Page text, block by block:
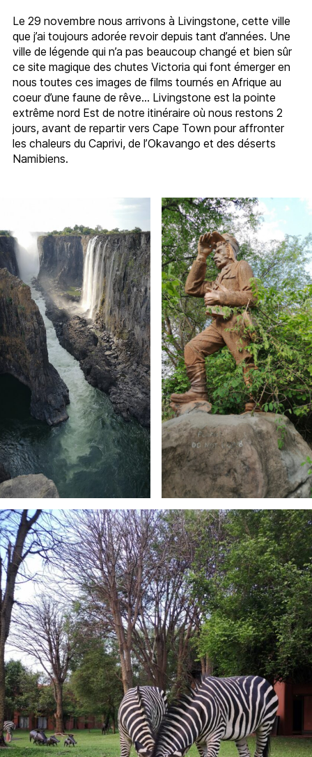
Le 29 novembre nous arrivons à Livingstone, cette ville
que j’ai toujours adorée revoir depuis tant d’années. Une
ville de légende qui n’a pas beaucoup changé et bien sûr
ce site magique des chutes Victoria qui font émerger en
nous toutes ces images de films tournés en Afrique au
coeur d’une faune de rêve… Livingstone est la pointe
extrême nord Est de notre itinéraire où nous restons 2
jours, avant de repartir vers Cape Town pour affronter
les chaleurs du Caprivi, de l’Okavango et des déserts
Namibiens.